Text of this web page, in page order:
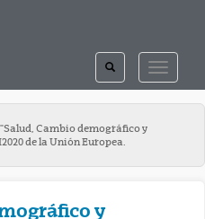
TOGGLE
TOGGLE
SEARCH
"Salud, Cambio demográfico y
de la Unión Europea.
y